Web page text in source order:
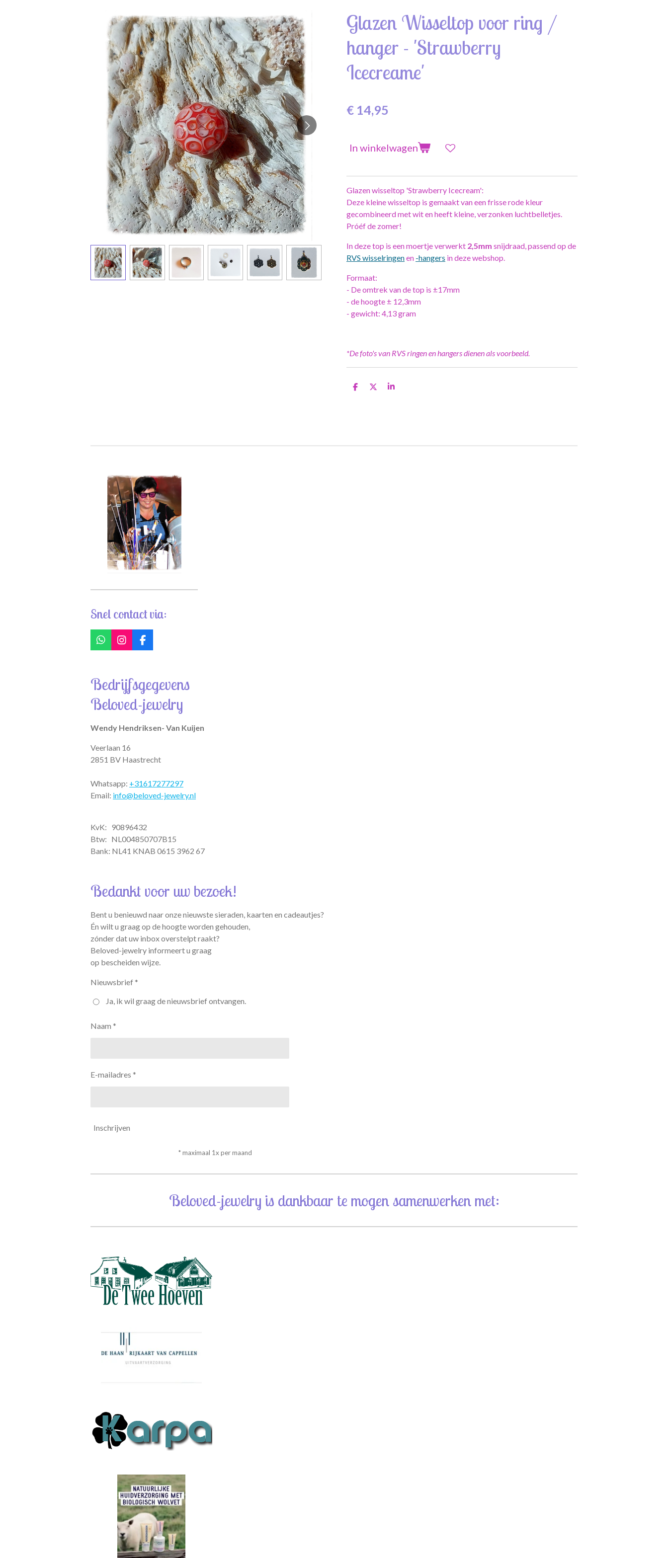
Glazen Wisseltop voor ring /
hanger - 'Strawberry
Icecreame'
€ 14,95
In winkelwagen
Glazen wisseltop 'Strawberry Icecream':
Deze kleine wisseltop is gemaakt van een frisse rode kleur
gecombineerd met wit en heeft kleine, verzonken luchtbelletjes.
Próéf de zomer!
In deze top is een moertje verwerkt 2,5mm snijdraad, passend op de
RVS wisselringenen -hangers in deze webshop.
Formaat:
- De omtrek van de top is ±17mm
- de hoogte ± 12,3mm
- gewicht: 4,13 gram
*De foto's van RVS ringen en hangers dienen als voorbeeld.
D
D
S
Snel contact via:
W
h
s
A
p
p
I
n
a
g
r
a
F
a
b
o
o
k
Bedrijfsgegevens
Beloved-jewelry
Wendy Hendriksen- Van Kuijen
Veerlaan 16
2851 BV Haastrecht
Whatsapp: +31617277297
Email: info@beloved-jewelry.nl
KvK: 90896432
Btw: NL004850707B15
Bank: NL41 KNAB 0615 3962 67
Bedankt voor uw bezoek!
Bent u benieuwd naar onze nieuwste sieraden, kaarten en cadeautjes?
Én wilt u graag op de hoogte worden gehouden,
zónder dat uw inbox overstelpt raakt?
Beloved-jewelry informeert u graag
op bescheiden wijze.
Nieuwsbrief *
Ja, ik wil graag de nieuwsbrief ontvangen.
Naam *
E-mailadres *
Inschrijven
* maximaal 1x per maand
Beloved-jewelry is dankbaar te mogen samenwerken met: